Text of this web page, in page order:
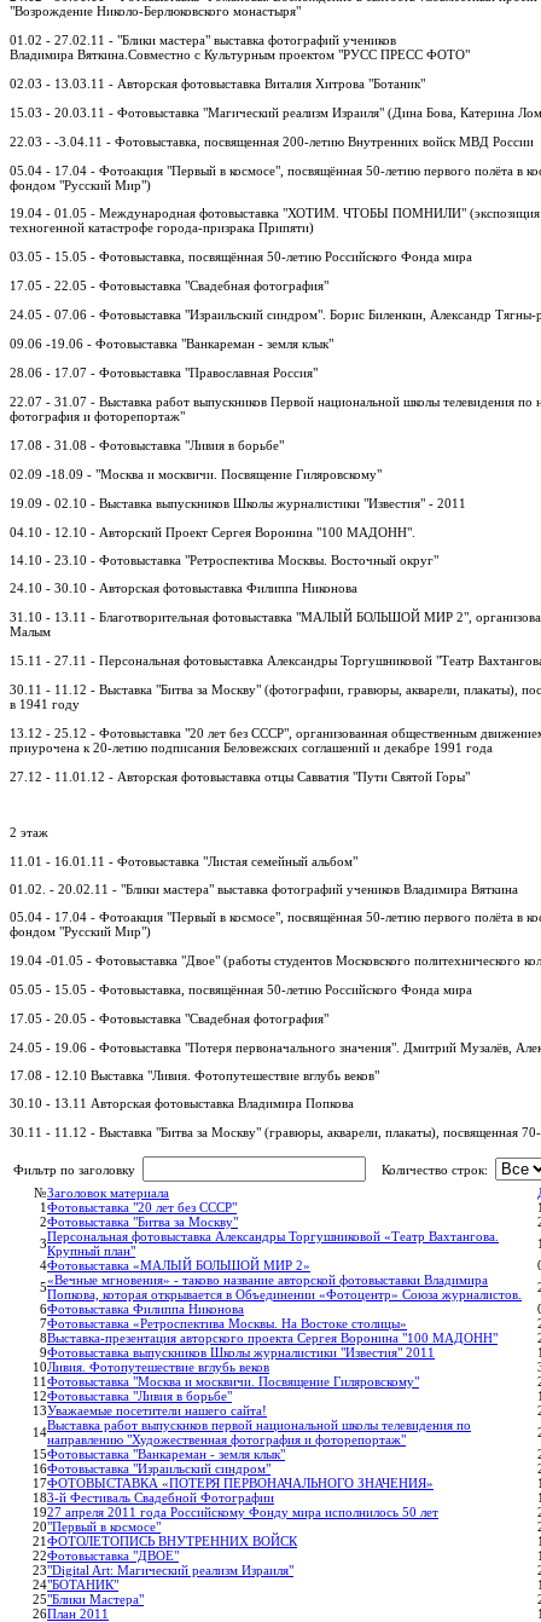
"Возрождение Николо-Берлюковского монастыря"
01.02 - 27.02.11 - "Блики мастера" выставка фотографий учеников
Владимира Вяткина.Совместно с Культурным проектом "РУСС ПРЕСС ФОТО"
02.03 - 13.03.11 - Авторская фотовыставка Виталия Хитрова "Ботаник"
15.03 - 20.03.11 - Фотовыставка "Магический реализм Израиля" (Дина Бова, Катерина
22.03 - -3.04.11 - Фотовыставка, посвященная 200-летию Внутренних войск МВД России
05.04 - 17.04 - Фотоакция "Первый в космосе", посвящённая 50-летию первого полёта в
фондом "Русский Мир")
19.04 - 01.05 - Международная фотовыставка "ХОТИМ. ЧТОБЫ ПОМНИЛИ" (экспозиция
техногенной катастрофе города-призрака Припяти)
03.05 - 15.05 - Фотовыставка, посвящённая 50-летию Российского Фонда мира
17.05 - 22.05 - Фотовыставка "Свадебная фотография"
24.05 - 07.06 - Фотовыставка "Израильский синдром". Борис Биленкин, Александр Тягны-
09.06 -19.06 - Фотовыставка "Ванкареман - земля клык"
28.06 - 17.07 - Фотовыставка "Православная Россия"
22.07 - 31.07 - Выставка работ выпускников Первой национальной школы телевидения по
фотография и фоторепортаж"
17.08 - 31.08 - Фотовыставка "Ливия в борьбе"
02.09 -18.09 - "Москва и москвичи. Посвящение Гиляровскому"
19.09 - 02.10 - Выставка выпускников Школы журналистики "Известия" - 2011
04.10 - 12.10 - Авторский Проект Сергея Воронина "100 МАДОНН".
14.10 - 23.10 - Фотовыставка "Ретроспектива Москвы. Восточный округ"
24.10 - 30.10 - Авторская фотовыставка Филиппа Никонова
31.10 - 13.11 - Благотворительная фотовыставка "МАЛЫЙ БОЛЬШОЙ МИР 2",
Малым
15.11 - 27.11 - Персональная фотовыставка Александры Торгушниковой "Театр
30.11 - 11.12 - Выставка "Битва за Москву" (фотографии, гравюры, акварели, плакаты),
в 1941 году
13.12 - 25.12 - Фотовыставка "20 лет без СССР", организованная общественным
приурочена к 20-летию подписания Беловежских соглашений и декабре 1991 года
27.12 - 11.01.12 - Авторская фотовыставка отцы Савватия "Пути Святой Горы"
2 этаж
11.01 - 16.01.11 - Фотовыставка "Листая семейный альбом"
01.02. - 20.02.11 - "Блики мастера" выставка фотографий учеников Владимира Вяткина
05.04 - 17.04 - Фотоакция "Первый в космосе", посвящённая 50-летию первого полёта в
фондом "Русский Мир")
19.04 -01.05 - Фотовыставка "Двое" (работы студентов Московского политехнического
05.05 - 15.05 - Фотовыставка, посвящённая 50-летию Российского Фонда мира
17.05 - 20.05 - Фотовыставка "Свадебная фотография"
24.05 - 19.06 - Фотовыставка "Потеря первоначального значения". Дмитрий Музалёв,
17.08 - 12.10 Выставка "Ливия. Фотопутешествие вглубь веков"
30.10 - 13.11 Авторская фотовыставка Владимира Попкова
30.11 - 11.12 - Выставка "Битва за Москву" (гравюры, акварели, плакаты), посвященная
Фильтр по заголовку
Количество строк:
№Заголовок материала
1Фотовыставка "20 лет без СССР"
2Фотовыставка "Битва за Москву"
3Персональная фотовыставка Александры Торгушниковой «Театр Вахтангова.
Крупный план"
4Фотовыставка «МАЛЫЙ БОЛЬШОЙ МИР 2»
5«Вечные мгновения» - таково название авторской фотовыставки Владимира
Попкова, которая открывается в Объединении «Фотоцентр» Союза журналистов.
6Фотовыставка Филиппа Никонова
7Фотовыставка «Ретроспектива Москвы. На Востоке столицы»
8Выставка-презентация авторского проекта Сергея Воронина "100 МАДОНН"
9Фотовыставка выпускников Школы журналистики "Известия" 2011
10Ливия. Фотопутешествие вглубь веков
11Фотовыставка "Москва и москвичи. Посвящение Гиляровскому"
12Фотовыставка "Ливия в борьбе"
13Уважаемые посетители нашего сайта!
14Выставка работ выпускнков первой национальной школы телевидения по
направлению "Художественная фотография и фоторепортаж"
15Фотовыставка "Ванкареман - земля клык"
16Фотовыставка "Израильский синдром"
17ФОТОВЫСТАВКА «ПОТЕРЯ ПЕРВОНАЧАЛЬНОГО ЗНАЧЕНИЯ»
183-й Фестиваль Свадебной Фотографии
1927 апреля 2011 года Российскому Фонду мира исполнилось 50 лет
20"Первый в космосе"
21ФОТОЛЕТОПИСЬ ВНУТРЕННИХ ВОЙСК
22Фотовыставка "ДВОЕ"
23"Digital Art: Магический реализм Израиля"
24"БОТАНИК"
25"Блики Мастера"
26План 2011